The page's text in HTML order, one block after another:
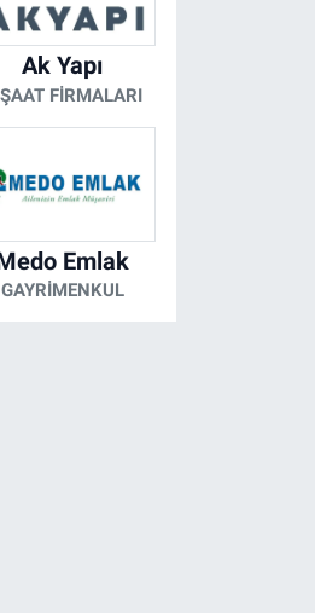
Ak Yapı
FIRMALARI
Emlak
GAYRIMENKUL